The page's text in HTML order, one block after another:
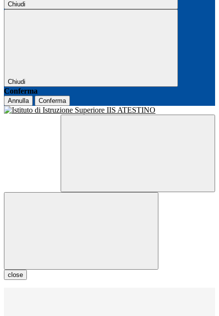
Chiudi
Chiudi
Conferma
Annulla Conferma
close